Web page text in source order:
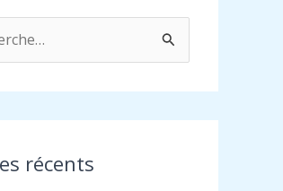
récents